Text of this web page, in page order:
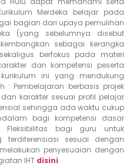
Merdeka belajar pada
bagian dari upaya pemulihan
(yang sebelumnya disebut
sebagai kerangka
berfokus pada materi
dan kompetensi peserta
ini yang mendukung
: Pembelajaran berbasis projek
karakter sesuai profil pelajar
sehingga ada waktu cukup
bagi kompetensi dasar
Fleksibilitas bagi guru untuk
terdiferensiasi sesuai dengan
penyesuaian dengan
IHT disini